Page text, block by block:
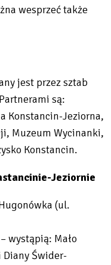
wesprzeć także
jest przez sztab
są:
Konstancin-Jeziorna,
Muzeum Wycinanki,
Konstancin.
Jeziornie
(ul.
– wystąpią: Mało
Diany Świder-